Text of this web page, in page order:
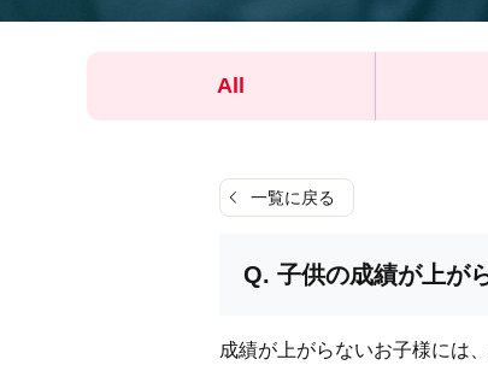
All
一覧に戻る
子供の成績が上が
成績が上がらないお子様には